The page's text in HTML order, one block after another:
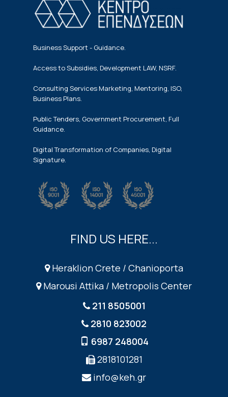
Business Support - Guidance.
Access to Subsidies, Development LAW, NSRF.
Consulting Services Marketing, Mentoring, ISO,
Business Plans.
Public Tenders, Government Procurement, Full
Guidance.
Digital Transformation of Companies, Digital
Signature.
FIND US HERE...
Heraklion Crete / Chanioporta
Marousi Attika / Metropolis Center
211 8505001
2810 823002
6987 248004
2818101281
info@keh.gr